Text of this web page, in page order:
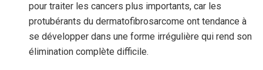
pour traiter les cancers plus importants, car les
protubérants du dermatofibrosarcome ont tendance à
se développer dans une forme irrégulière qui rend son
élimination complète difficile.